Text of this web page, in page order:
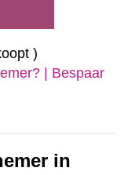
)
| Bespaar
in